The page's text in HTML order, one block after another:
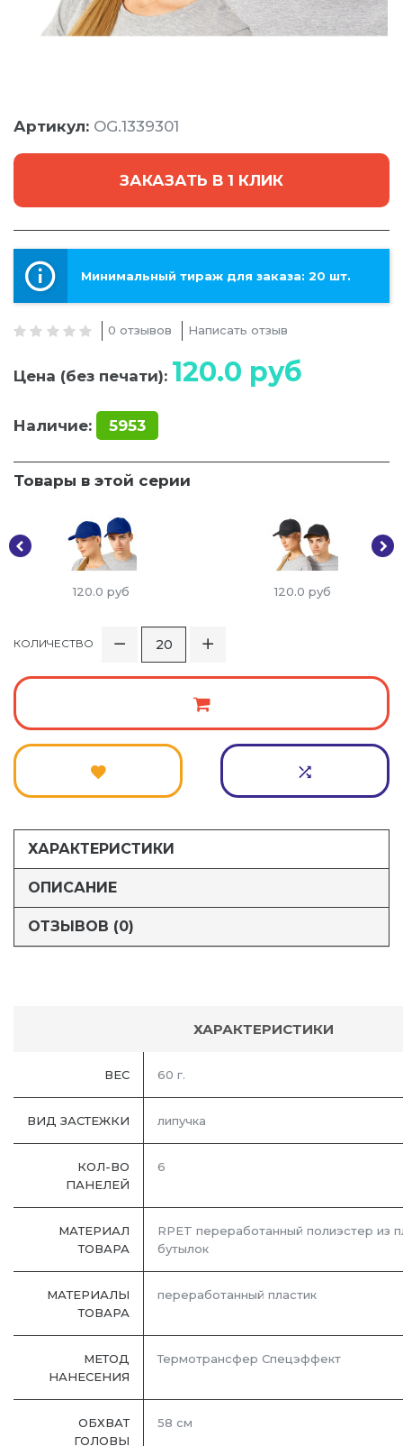
Артикул: OG.1339301
ЗАКАЗАТЬ В 1 КЛИК
Минимальный тираж для заказа: 20 шт.
0 отзывов Написать отзыв
Цена (без печати): 120.0 руб
Наличие: 5953
Товары в этой серии
120.0 руб 120.0 руб
КОЛИЧЕСТВО
ХАРАКТЕРИСТИКИ
ОПИСАНИЕ
ОТЗЫВОВ (0)
ХАРАКТЕРИСТИКИ
ВЕС 60 г.
ВИД ЗАСТЕЖКИ липучка
КОЛ-ВО
ПАНЕЛЕЙ
6
МАТЕРИАЛ
ТОВАРА
RPET переработанный полиэстер из
бутылок
МАТЕРИАЛЫ
ТОВАРА
переработанный пластик
МЕТОД
НАНЕСЕНИЯ
Термотрансфер Спецэффект
ОБХВАТ
ГОЛОВЫ
58 см